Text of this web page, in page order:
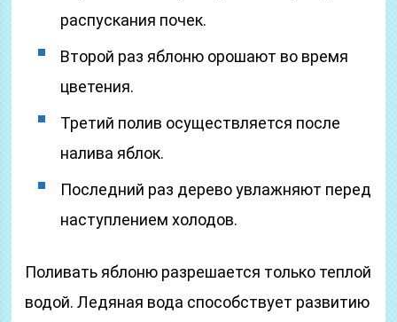
распускания почек.
Второй раз яблоню орошают во время
цветения.
Третий полив осуществляется после
налива яблок.
Последний раз дерево увлажняют перед
наступлением холодов.
Поливать яблоню разрешается только теплой
водой. Ледяная вода способствует развитию